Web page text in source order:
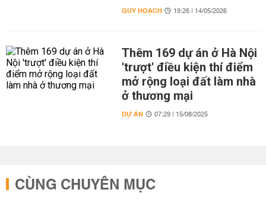
QUY HOẠCH 19:26 | 14/05/2026
Thêm 169 dự án ở Hà Nội
'trượt' điều kiện thí điểm
mở rộng loại đất làm nhà
ở thương mại
DỰ ÁN 07:29 | 15/08/2025
CÙNG CHUYÊN MỤC